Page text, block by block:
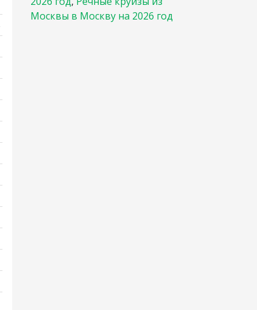
Москвы в Москву на 2026 год